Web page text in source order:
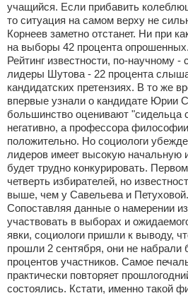
учащийся. Если прибавить
то ситуация на самом верху не
Корнеев заметно отстанет. Ни при
на выборы 42 процента опрошенных.
Рейтинг известности, по-научному
лидеры Шутова - 22 процента
кандидатских претензиях. В то же
впервые узнали о кандидате Юрии
большинство оценивают "сидельца
негативно, а профессора
положительно. Но социологи
лидеров имеет высокую начальную
будет трудно конкурировать.
четверть избирателей, но
выше, чем у Савельева и Петуховой.
Сопоставляя данные о намерении
участвовать в выборах и
явки, социологи пришли к выводу,
прошли 2 сентября, они не
процентов участников. Самое
практически повторяет
состоялись. Кстати, именно такой